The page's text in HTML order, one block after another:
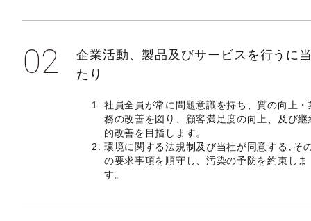
02
企業活動、製品及びサービスを行うに
たり
社員全員が常に問題意識を持ち、質の向上・
務の改善を図り、顧客満足度の向上、及び継
的改善を目指します。
環境に関する法規制及び当社が同意する､そ
の要求事項を順守し、汚染の予防を約束しま
す。